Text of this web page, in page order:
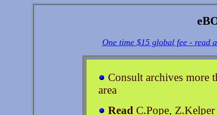
One time $15 global fee - read
Consult archives more
area
Read C.Pope,